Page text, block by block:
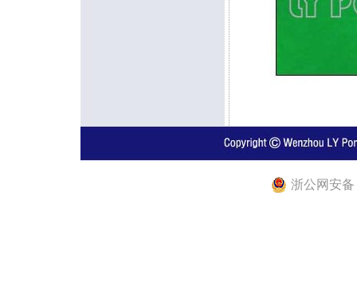
浙公网安备